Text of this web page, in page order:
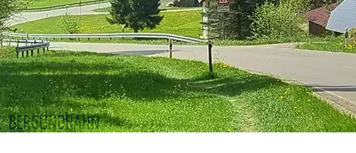
BERGUNDBAHN